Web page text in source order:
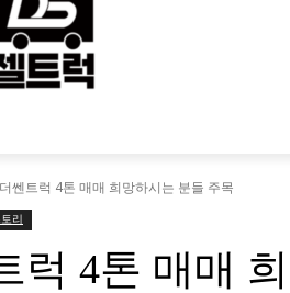
쎈트럭 4톤 매매 희망하시는 분들 주목
리
럭 4톤 매매